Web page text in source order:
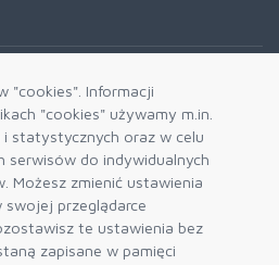
"cookies". Informacji
"cookies" używamy m.in.
i statystycznych oraz w celu
serwisów do indywidualnych
Możesz zmienić ustawienia
przeglądarce
te ustawienia bez
zapisane w pamięci